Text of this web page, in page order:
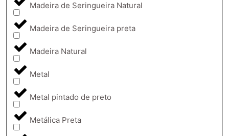
Madeira de Seringueira Natural
Madeira de Seringueira preta
Madeira Natural
Metal
Metal pintado de preto
Metálica Preta